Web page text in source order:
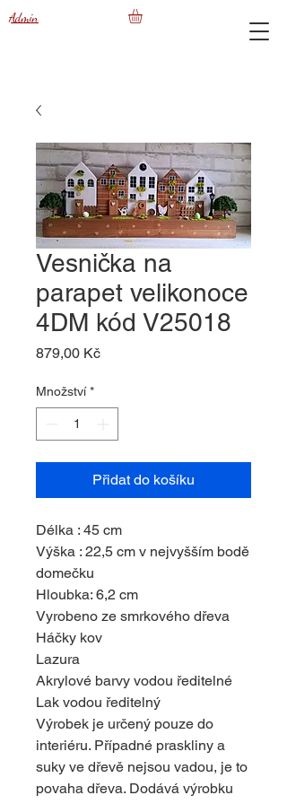
Admin
Vesnička na
parapet velikonoce
4DM kód V25018
879,00 KčCena
Množství *
Přidat do košíku
Délka : 45 cm
Výška : 22,5 cm v nejvyšším bodě
domečku
Hloubka: 6,2 cm
Vyrobeno ze smrkového dřeva
Háčky kov
Lazura
Akrylové barvy vodou ředitelné
Lak vodou ředitelný
Výrobek je určený pouze do
interiéru. Případné praskliny a
suky ve dřevě nejsou vadou, je to
povaha dřeva. Dodává výrobku